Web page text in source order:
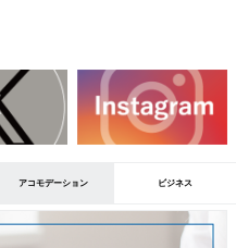
アコモデーション ビジネス